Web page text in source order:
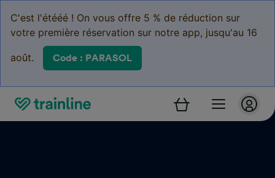
C'est l'étééé ! On vous offre 5 % de réduction sur
votre première réservation sur notre app, jusqu'au 16
août. Code : PARASOL